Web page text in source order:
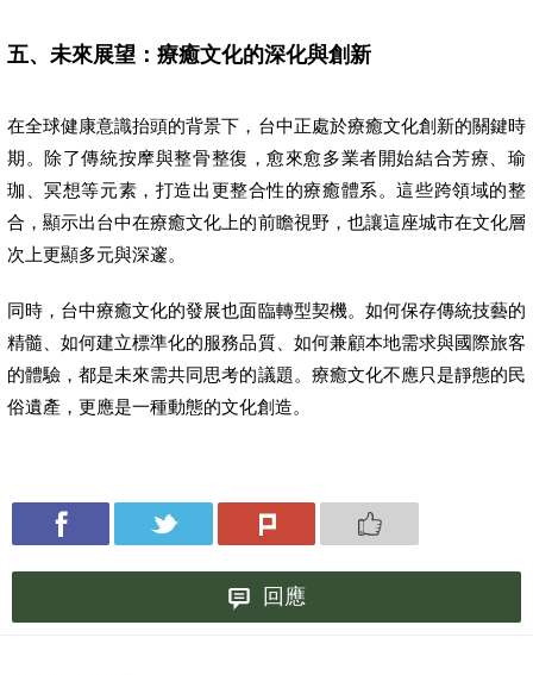
五、未來展望：療癒文化的深化與創新
在全球健康意識抬頭的背景下，台中正處於療癒文化創新的關鍵時
期。除了傳統按摩與整骨整復，愈來愈多業者開始結合芳療、瑜
珈、冥想等元素，打造出更整合性的療癒體系。這些跨領域的整
合，顯示出台中在療癒文化上的前瞻視野，也讓這座城市在文化層
次上更顯多元與深邃。
同時，台中療癒文化的發展也面臨轉型契機。如何保存傳統技藝的
精髓、如何建立標準化的服務品質、如何兼顧本地需求與國際旅客
的體驗，都是未來需共同思考的議題。療癒文化不應只是靜態的民
俗遺產，更應是一種動態的文化創造。
回應